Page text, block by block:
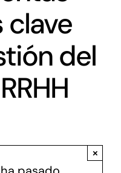
clave
del
×